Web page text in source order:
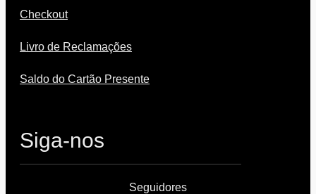
Checkout
Livro de Reclamações
Saldo do Cartão Presente
Siga-nos
Seguidores